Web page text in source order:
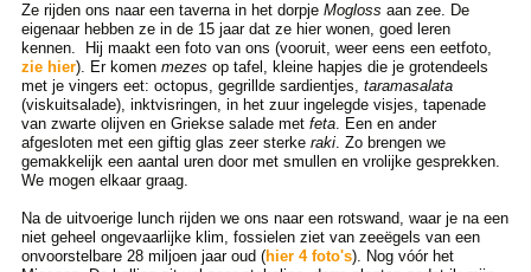
Ze rijden ons naar een taverna in het dorpje Mogloss aan zee. De
eigenaar hebben ze in de 15 jaar dat ze hier wonen, goed leren
kennen. Hij maakt een foto van ons (vooruit, weer eens een eetfoto,
zie hier). Er komen mezes op tafel, kleine hapjes die je grotendeels
met je vingers eet: octopus, gegrillde sardientjes, taramasalata
(viskuitsalade), inktvisringen, in het zuur ingelegde visjes, tapenade
van zwarte olijven en Griekse salade met feta. Een en ander
afgesloten met een giftig glas zeer sterke raki. Zo brengen we
gemakkelijk een aantal uren door met smullen en vrolijke gesprekken.
We mogen elkaar graag.
Na de uitvoerige lunch rijden we ons naar een rotswand, waar je na een
niet geheel ongevaarlijke klim, fossielen ziet van zeeëgels van een
onvoorstelbare 28 miljoen jaar oud (hier 4 foto's). Nog vóór het